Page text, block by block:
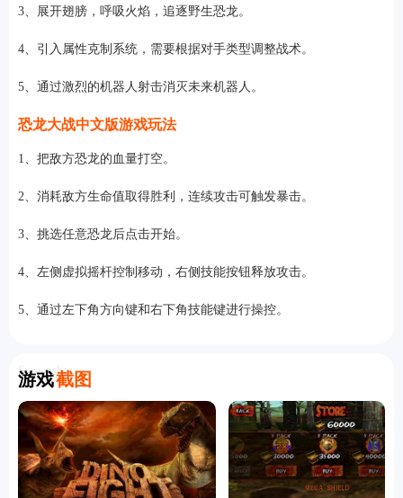
3、展开翅膀，呼吸火焰，追逐野生恐龙。
4、引入属性克制系统，需要根据对手类型调整战术。
5、通过激烈的机器人射击消灭未来机器人。
恐龙大战中文版游戏玩法
1、把敌方恐龙的血量打空。
2、消耗敌方生命值取得胜利，连续攻击可触发暴击。
3、挑选任意恐龙后点击开始。
4、左侧虚拟摇杆控制移动，右侧技能按钮释放攻击。
5、通过左下角方向键和右下角技能键进行操控。
游戏截图
Screenshot